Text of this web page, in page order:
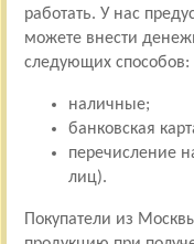
работать. У нас
можете внести
следующих способов:
наличные;
банковская
перечисление
лиц).
Покупатели из